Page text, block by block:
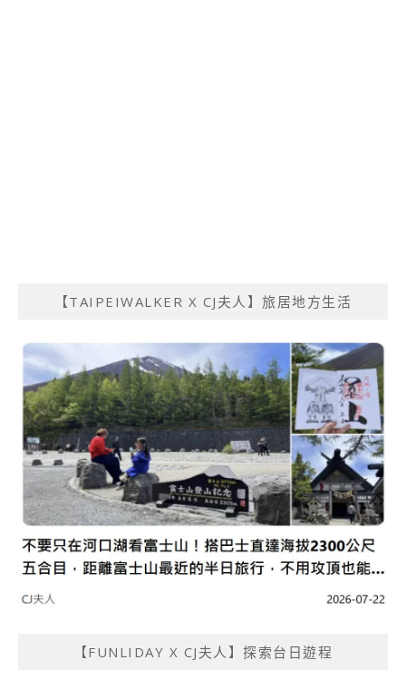
【TAIPEIWALKER X CJ夫人】旅居地方生活
【FUNLIDAY X CJ夫人】探索台日遊程